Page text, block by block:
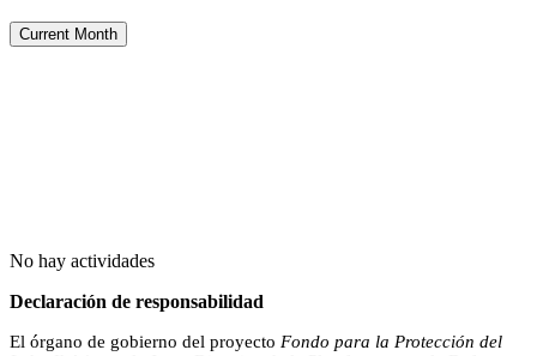
Current Month
No hay actividades
Declaración de responsabilidad
El órgano de gobierno del proyecto Fondo para la Protección del